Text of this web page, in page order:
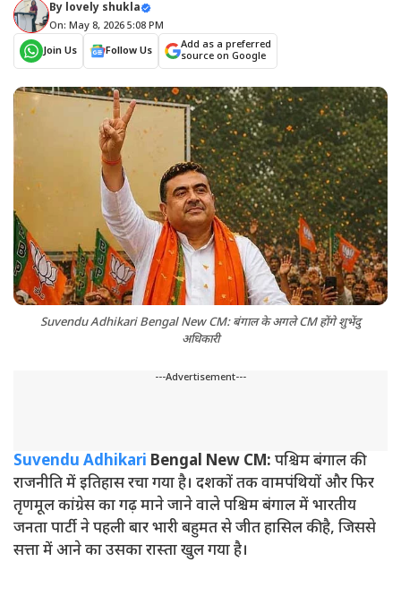
By lovely shukla
On: May 8, 2026 5:08 PM
Join Us
Follow Us
Add as a preferred
source on Google
Suvendu Adhikari Bengal New CM: बंगाल के अगले CM होंगे शुभेंदु
अधिकारी
---Advertisement---
Suvendu Adhikari Bengal New CM: पश्चिम बंगाल की
राजनीति में इतिहास रचा गया है। दशकों तक वामपंथियों और फिर
तृणमूल कांग्रेस का गढ़ माने जाने वाले पश्चिम बंगाल में भारतीय
जनता पार्टी ने पहली बार भारी बहुमत से जीत हासिल की है, जिससे
सत्ता में आने का उसका रास्ता खुल गया है।